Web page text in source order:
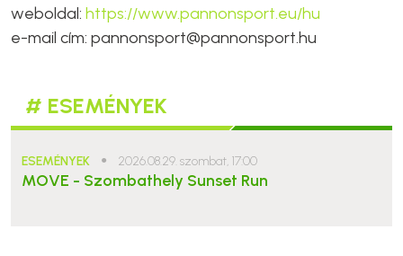
weboldal: https://www.pannonsport.eu/hu
e-mail cím: pannonsport@pannonsport.hu
# ESEMÉNYEK
ESEMÉNYEK ● 2026.08.29. szombat, 17:00
MOVE - Szombathely Sunset Run